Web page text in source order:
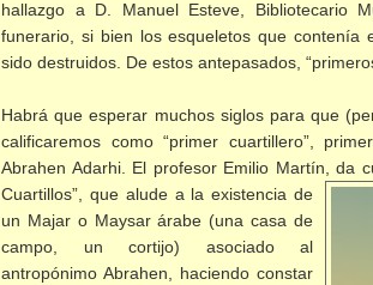
hallazgo a D. Manuel Esteve, Bibliotecario
funerario, si bien los esqueletos que contenía
sido destruidos. De estos antepasados,
Habrá que esperar muchos siglos para que
calificaremos como “primer cuartillero”,
Abrahen Adarhi. El profesor Emilio Martín, da
Cuartillos”, que alude a la existencia de
un Majar o Maysar árabe (una casa de
campo, un cortijo) asociado al
antropónimo Abrahen, haciendo constar